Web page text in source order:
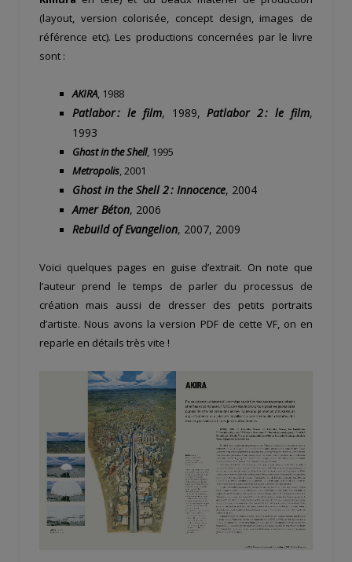
(layout, version colorisée, concept design, images de
référence etc). Les productions concernées par le livre
sont :
AKIRA, 1988
Patlabor : le film, 1989, Patlabor 2 : le film,
1993
Ghost in the Shell, 1995
Metropolis, 2001
Ghost in the Shell 2 : Innocence, 2004
Amer Béton, 2006
Rebuild of Evangelion, 2007, 2009
Voici quelques pages en guise d’extrait. On note que
l’auteur prend le temps de parler du processus de
création mais aussi de dresser des petits portraits
d’artiste. Nous avons la version PDF de cette VF, on en
reparle en détails très vite !